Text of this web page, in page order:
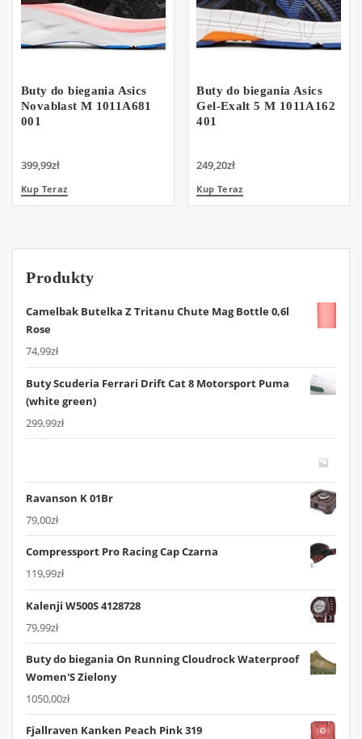
Buty do biegania Asics
Novablast M 1011A681
001
399,99zł
Kup Teraz
Buty do biegania Asics
Gel-Exalt 5 M 1011A162
401
249,20zł
Kup Teraz
Produkty
Camelbak Butelka Z Tritanu Chute Mag Bottle 0,6l
Rose
74,99zł
Buty Scuderia Ferrari Drift Cat 8 Motorsport Puma
(white green)
299,99zł
Ravanson K 01Br
79,00zł
Compressport Pro Racing Cap Czarna
119,99zł
Kalenji W500S 4128728
79,99zł
Buty do biegania On Running Cloudrock Waterproof
Women'S Zielony
1050,00zł
Fjallraven Kanken Peach Pink 319